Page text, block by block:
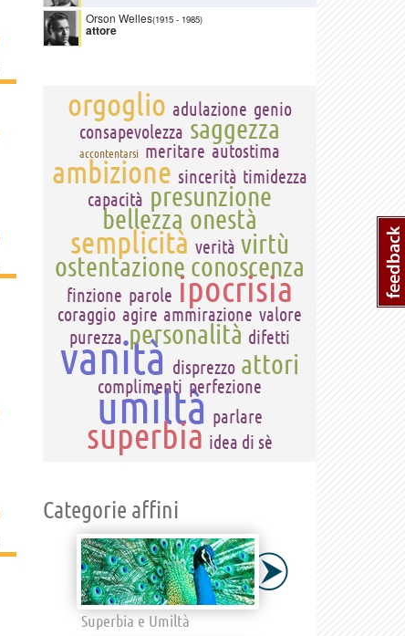
Orson Welles(1915 - 1985)
attore
orgoglio adulazione genio
consapevolezza saggezza
accontentarsi meritare autostima
ambizione sincerità timidezza
capacità presunzione
bellezza onestà
semplicità verità virtù
ostentazione conoscenza
finzione parole ipocrisia
coraggio agire ammirazione valore
purezza personalità difetti
vanità disprezzo attori
complimenti perfezione
umiltà parlare
superbia idea di sè
Categorie affini
Superbia e Umiltà